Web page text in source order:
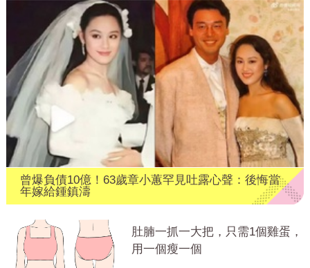
曾爆負債10億！63歲章小蕙罕見吐露心聲：後悔當
年嫁給鍾鎮濤
肚腩一抓一大把，只需1個雞蛋，
用一個瘦一個